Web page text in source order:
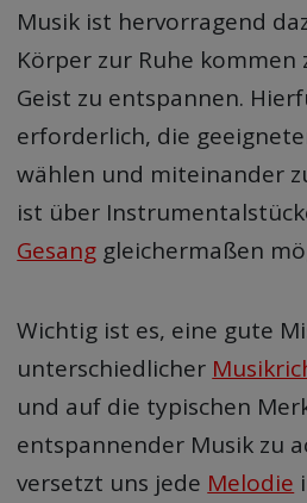
Musik ist hervorragend
Körper zur Ruhe kommen
Geist zu entspannen.
erforderlich, die
wählen und miteinander
ist über
Gesang gleichermaßen
Wichtig ist es, eine gute
unterschiedlicher
und auf die typischen
entspannender Musik zu
versetzt uns jede Melodie